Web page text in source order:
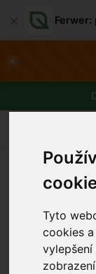
Tyto
cookies
Ferwer:
×